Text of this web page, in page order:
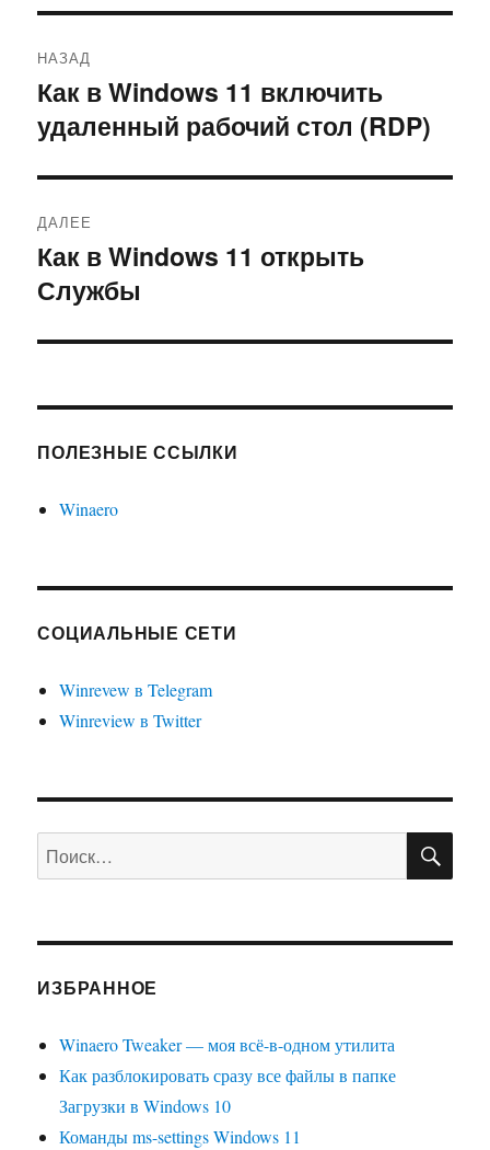
по
записям
НАЗАД
Предыдущая
запись:
Как в Windows 11 включить
удаленный рабочий стол (RDP)
ДАЛЕЕ
Следующая
запись:
Как в Windows 11 открыть
Службы
ПОЛЕЗНЫЕ ССЫЛКИ
Winaero
СОЦИАЛЬНЫЕ СЕТИ
Winrevew в Telegram
Winreview в Twitter
Искать:
ИЗБРАННОЕ
Winaero Tweaker — моя всё-в-одном утилита
Как разблокировать сразу все файлы в папке
Загрузки в Windows 10
Команды ms-settings Windows 11